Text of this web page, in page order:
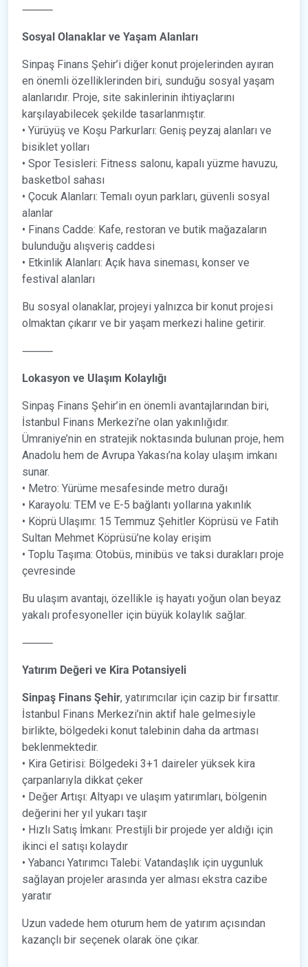
⸻
Sosyal Olanaklar ve Yaşam Alanları
Sinpaş Finans Şehir’i diğer konut projelerinden ayıran
en önemli özelliklerinden biri, sunduğu sosyal yaşam
alanlarıdır. Proje, site sakinlerinin ihtiyaçlarını
karşılayabilecek şekilde tasarlanmıştır.
• Yürüyüş ve Koşu Parkurları: Geniş peyzaj alanları ve
bisiklet yolları
• Spor Tesisleri: Fitness salonu, kapalı yüzme havuzu,
basketbol sahası
• Çocuk Alanları: Temalı oyun parkları, güvenli sosyal
alanlar
• Finans Cadde: Kafe, restoran ve butik mağazaların
bulunduğu alışveriş caddesi
• Etkinlik Alanları: Açık hava sineması, konser ve
festival alanları
Bu sosyal olanaklar, projeyi yalnızca bir konut projesi
olmaktan çıkarır ve bir yaşam merkezi haline getirir.
⸻
Lokasyon ve Ulaşım Kolaylığı
Sinpaş Finans Şehir’in en önemli avantajlarından biri,
İstanbul Finans Merkezi’ne olan yakınlığıdır.
Ümraniye’nin en stratejik noktasında bulunan proje, hem
Anadolu hem de Avrupa Yakası’na kolay ulaşım imkanı
sunar.
• Metro: Yürüme mesafesinde metro durağı
• Karayolu: TEM ve E-5 bağlantı yollarına yakınlık
• Köprü Ulaşımı: 15 Temmuz Şehitler Köprüsü ve Fatih
Sultan Mehmet Köprüsü’ne kolay erişim
• Toplu Taşıma: Otobüs, minibüs ve taksi durakları proje
çevresinde
Bu ulaşım avantajı, özellikle iş hayatı yoğun olan beyaz
yakalı profesyoneller için büyük kolaylık sağlar.
⸻
Yatırım Değeri ve Kira Potansiyeli
Sinpaş Finans Şehir, yatırımcılar için cazip bir fırsattır.
İstanbul Finans Merkezi’nin aktif hale gelmesiyle
birlikte, bölgedeki konut talebinin daha da artması
beklenmektedir.
• Kira Getirisi: Bölgedeki 3+1 daireler yüksek kira
çarpanlarıyla dikkat çeker
• Değer Artışı: Altyapı ve ulaşım yatırımları, bölgenin
değerini her yıl yukarı taşır
• Hızlı Satış İmkanı: Prestijli bir projede yer aldığı için
ikinci el satışı kolaydır
• Yabancı Yatırımcı Talebi: Vatandaşlık için uygunluk
sağlayan projeler arasında yer alması ekstra cazibe
yaratır
Uzun vadede hem oturum hem de yatırım açısından
kazançlı bir seçenek olarak öne çıkar.